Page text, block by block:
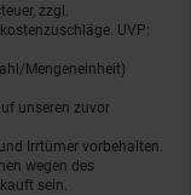
zzgl.
UVP:
Mengeneinheit)
unseren zuvor
Irrtümer vorbehalten.
wegen des
sein.